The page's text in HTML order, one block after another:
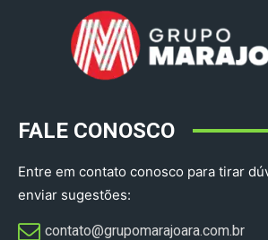
FALE CONOSCO
Entre em contato conosco para tirar
enviar sugestões:
contato@grupomarajoara.com.br